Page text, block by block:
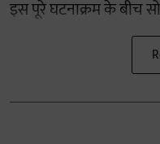
इस पूरे घटनाक्रम के बीच